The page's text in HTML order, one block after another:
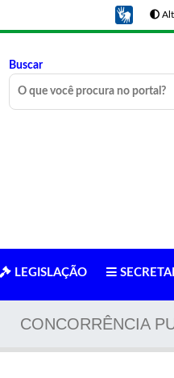
Buscar
LEGISLAÇÃO
CONCORRÊNCIA